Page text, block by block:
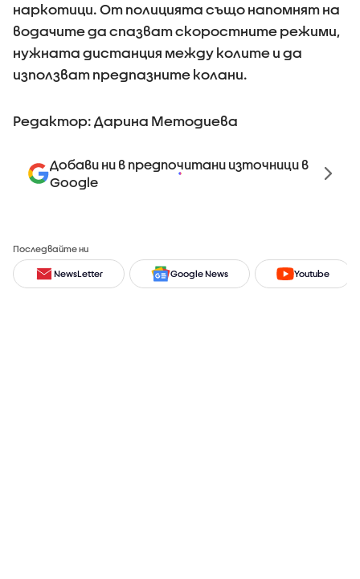
наркотици. От полицията също напомнят на
водачите да спазват скоростните режими,
нужната дистанция между колите и да
използват предпазните колани.
Редактор: Дарина Методиева
Добави ни в предпочитани източници в
Google
Последвайте ни
NewsLetter Google News Youtube